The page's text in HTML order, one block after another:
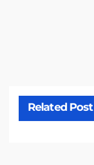
Related Post